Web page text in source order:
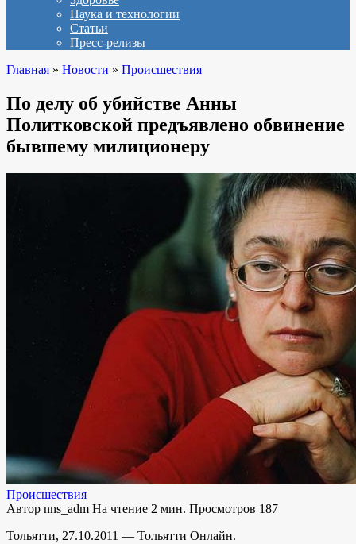
Наука и технологии
Статьи
Пресс-релизы
Главная » Новости » Происшествия
По делу об убийстве Анны
Политковской предъявлено обвинение
бывшему милиционеру
Происшествия
Автор nns_adm На чтение 2 мин. Просмотров 187
Тольятти, 27.10.2011 — Тольятти Онлайн.